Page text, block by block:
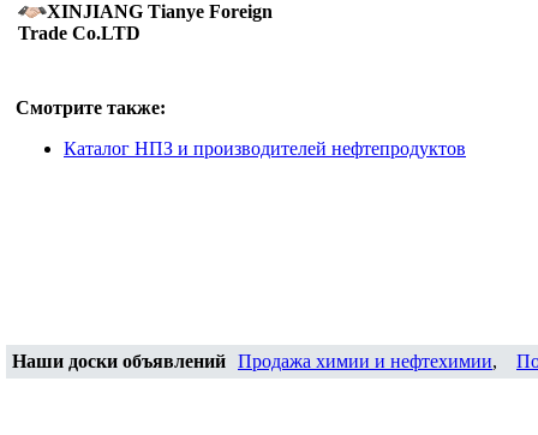
XINJIANG Tianye Foreign
Trade Co.LTD
Смотрите также:
Каталог НПЗ и производителей нефтепродуктов
Наши доски объявлений Продажа химии и нефтехимии,